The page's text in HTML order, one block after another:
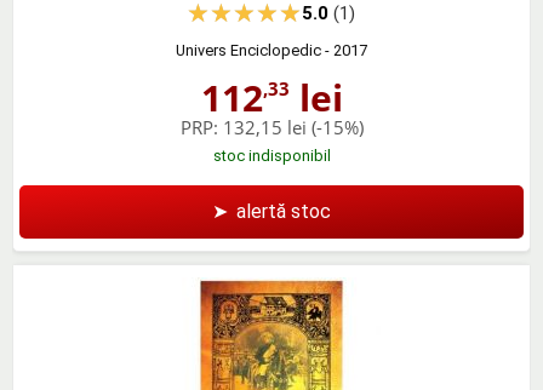
5.0(1)
Univers Enciclopedic - 2017
112,33 lei
PRP: 132,15 lei (-15%)
stoc indisponibil
➤ alertă stoc